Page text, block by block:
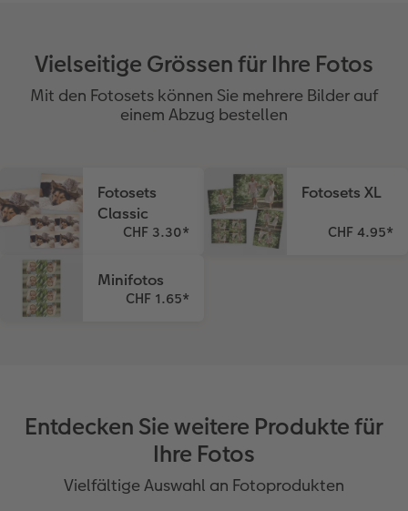
Vielseitige Grössen für Ihre Fotos
Mit den Fotosets können Sie mehrere Bilder auf
einem Abzug bestellen
Fotosets
Classic
CHF 3.30*
Fotosets XL
CHF 4.95*
Minifotos
CHF 1.65*
Entdecken Sie weitere Produkte für
Ihre Fotos
Vielfältige Auswahl an Fotoprodukten